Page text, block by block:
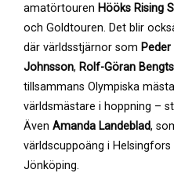
amatörtouren Hööks Rising
och Goldtouren. Det blir
där världsstjärnor som
Johnsson, Rolf-Göran
tillsammans Olympiska
världsmästare i hoppning –
Även Amanda Landeblad,
världscuppoäng i
Jönköping.